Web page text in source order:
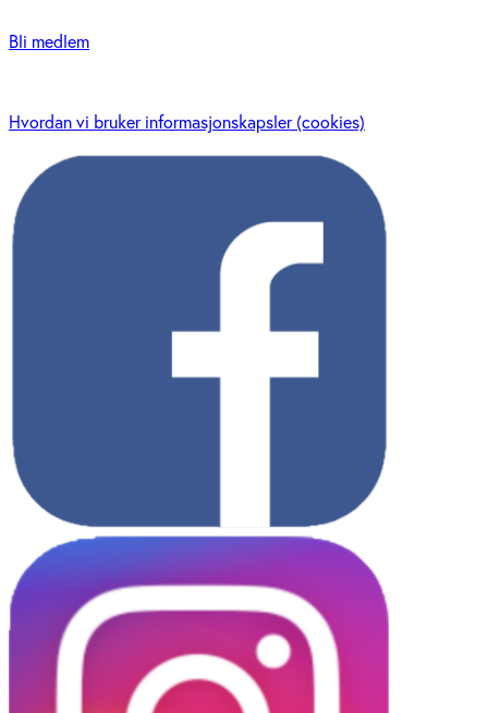
Bli medlem
Hvordan vi bruker informasjonskapsler (cookies)